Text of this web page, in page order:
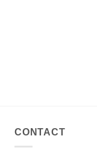
CONTACT